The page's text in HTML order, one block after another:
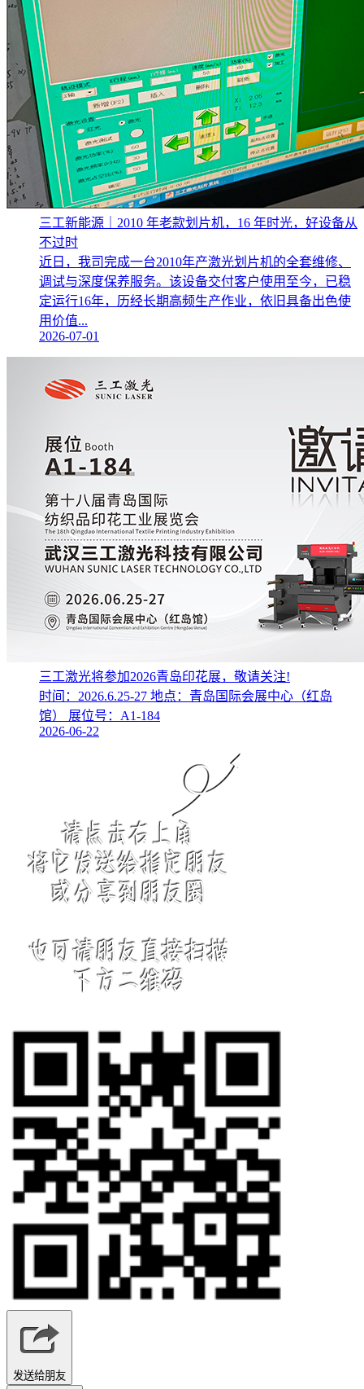
三工新能源｜2010 年老款划片机，16 年时光，好设备从
不过时
近日，我司完成一台2010年产激光划片机的全套维修、
调试与深度保养服务。该设备交付客户使用至今，已稳
定运行16年，历经长期高频生产作业，依旧具备出色使
用价值...
2026-07-01
三工激光将参加2026青岛印花展，敬请关注!
时间：2026.6.25-27 地点：青岛国际会展中心（红岛
馆） 展位号：A1-184
2026-06-22
发送给朋友